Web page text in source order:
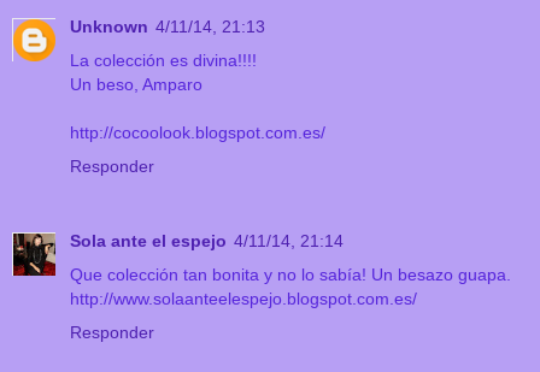
Unknown 4/11/14, 21:13
La colección es divina!!!!
Un beso, Amparo
http://cocoolook.blogspot.com.es/
Responder
Sola ante el espejo 4/11/14, 21:14
Que colección tan bonita y no lo sabía! Un besazo guapa.
http://www.solaanteelespejo.blogspot.com.es/
Responder